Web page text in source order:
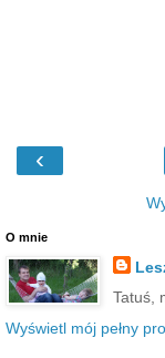
‹
O mnie
Tatuś,
Wyświetl mój pełny